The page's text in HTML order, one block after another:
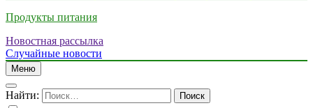
Продукты питания
Новостная рассылка
Случайные новости
Меню
Найти: